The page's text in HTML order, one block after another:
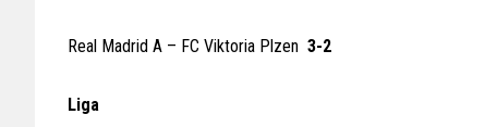
Real Madrid A – FC Viktoria Plzen 3-2
Liga